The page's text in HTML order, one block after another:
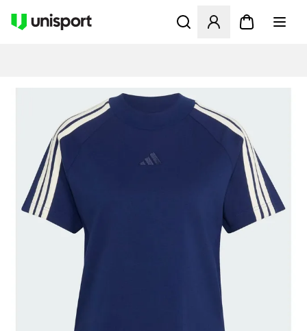
Åbner en Modal til at